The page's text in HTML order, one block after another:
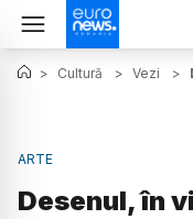
> Cultură > Vezi >
ARTE
Desenul, în